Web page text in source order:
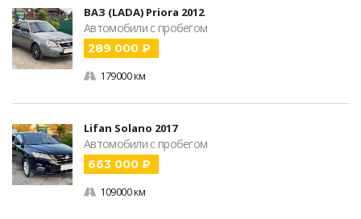
ВАЗ (LADA) Priora 2012
Автомобили с пробегом
289 000 ₽
179000 км
Lifan Solano 2017
Автомобили с пробегом
663 000 ₽
109000 км